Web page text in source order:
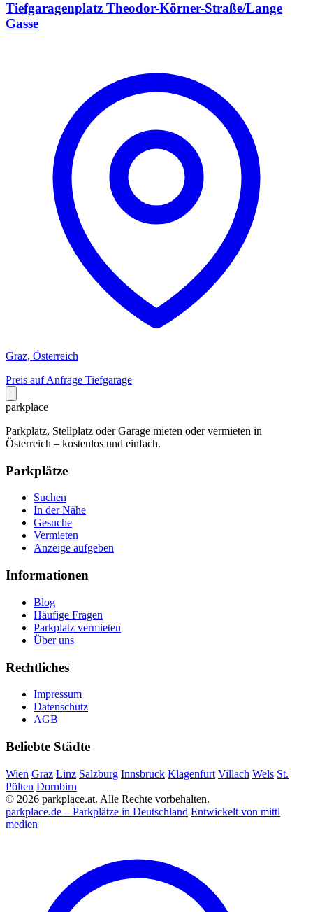
Tiefgaragenplatz Theodor-Körner-Straße/Lange
Gasse
Graz, Österreich
Preis auf Anfrage Tiefgarage
parkplace
Parkplatz, Stellplatz oder Garage mieten oder vermieten in
Österreich – kostenlos und einfach.
Parkplätze
Suchen
In der Nähe
Gesuche
Vermieten
Anzeige aufgeben
Informationen
Blog
Häufige Fragen
Parkplatz vermieten
Über uns
Rechtliches
Impressum
Datenschutz
AGB
Beliebte Städte
Wien Graz Linz Salzburg Innsbruck Klagenfurt Villach Wels St.
Pölten Dornbirn
© 2026 parkplace.at. Alle Rechte vorbehalten.
parkplace.de – Parkplätze in Deutschland Entwickelt von mittl
medien